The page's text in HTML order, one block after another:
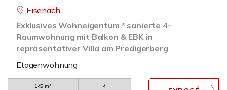
Eisenach
Exklusives Wohneigentum * sanierte 4-
Raumwohnung mit Balkon & EBK in
repräsentativer Villa am Predigerberg
Etagenwohnung
145 m²
4